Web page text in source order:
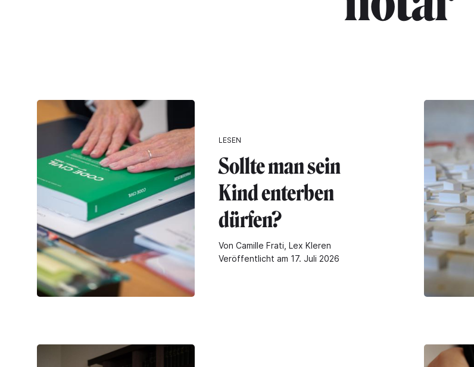
LESEN
Sollte man sein
Kind enterben
dürfen?
Von Camille Frati, Lex Kleren
Veröffentlicht am 17. Juli 2026